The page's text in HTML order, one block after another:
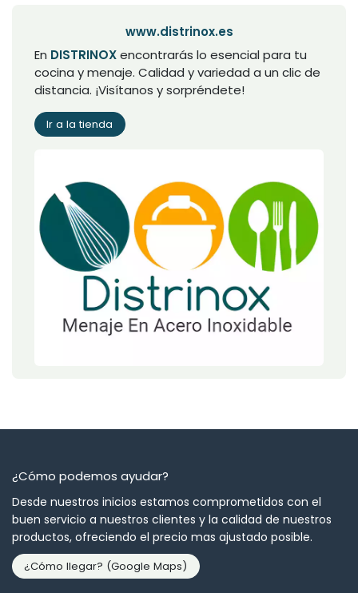
www.distrinox.es
En DISTRINOXencontrarás lo esencial para tu
cocina y menaje. Calidad y variedad a un clic de
distancia. ¡Visítanos y sorpréndete!
Ir a la tienda
¿Cómo podemos ayudar?
Desde nuestros inicios estamos comprometidos con el
buen servicio a nuestros clientes y la calidad de nuestros
productos, ofreciendo el precio mas ajustado posible.
¿Cómo llegar? (Google Maps)